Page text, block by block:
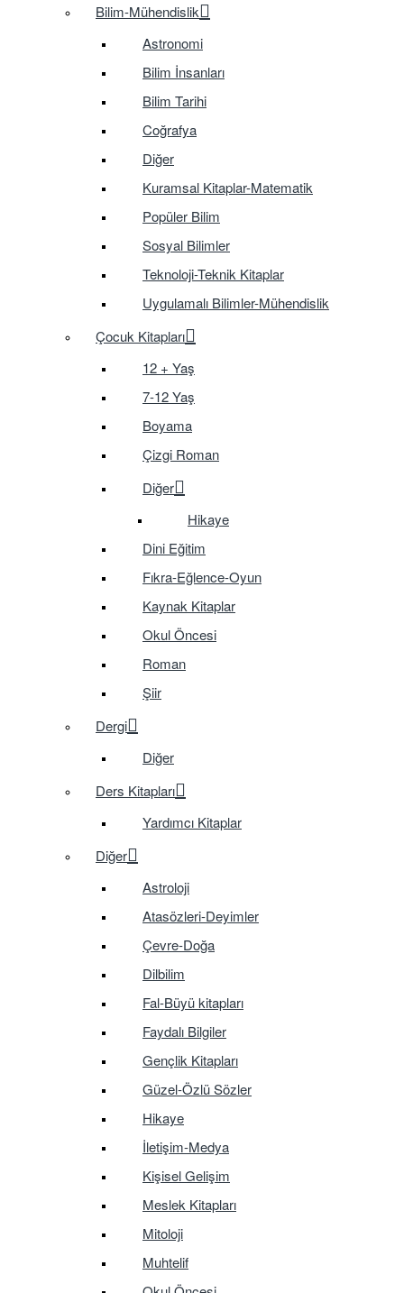
Bilim-Mühendislik
Astronomi
Bilim İnsanları
Bilim Tarihi
Coğrafya
Diğer
Kuramsal Kitaplar-Matematik
Popüler Bilim
Sosyal Bilimler
Teknoloji-Teknik Kitaplar
Uygulamalı Bilimler-Mühendislik
Çocuk Kitapları
12 + Yaş
7-12 Yaş
Boyama
Çizgi Roman
Diğer
Hikaye
Dini Eğitim
Fıkra-Eğlence-Oyun
Kaynak Kitaplar
Okul Öncesi
Roman
Şiir
Dergi
Diğer
Ders Kitapları
Yardımcı Kitaplar
Diğer
Astroloji
Atasözleri-Deyimler
Çevre-Doğa
Dilbilim
Fal-Büyü kitapları
Faydalı Bilgiler
Gençlik Kitapları
Güzel-Özlü Sözler
Hikaye
İletişim-Medya
Kişisel Gelişim
Meslek Kitapları
Mitoloji
Muhtelif